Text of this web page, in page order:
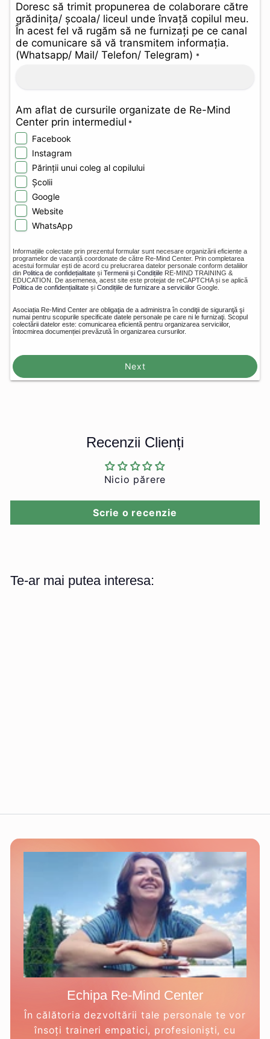
Doresc să trimit propunerea de colaborare către
grădinița/ școala/ liceul unde învață copilul meu.
În acest fel vă rugăm să ne furnizați pe ce canal
de comunicare să vă transmitem informația.
(Whatsapp/ Mail/ Telefon/ Telegram) *
Am aflat de cursurile organizate de Re-Mind
Center prin intermediul *
Facebook
Instagram
Părinții unui coleg al copilului
Școlii
Google
Website
WhatsApp
Informațiile colectate prin prezentul formular sunt necesare organizării eficiente a
programelor de vacanță coordonate de către Re-Mind Center. Prin completarea
acestui formular ești de acord cu prelucrarea datelor personale conform detaliilor
din Politica de confidețialitate și Termenii și Condițiile RE-MIND TRAINING &
EDUCATION. De asemenea, acest site este protejat de reCAPTCHA și se aplică
Politica de confidențialitate și Condițiile de furnizare a serviciilor Google.
Asociația Re-Mind Center are obligaţia de a administra în condiţii de siguranţă şi
numai pentru scopurile specificate datele personale pe care ni le furnizaţi. Scopul
colectării datelor este: comunicarea eficientă pentru organizarea serviciilor,
întocmirea documenției prevăzută în organizarea cursurilor.
Next
Recenzii Clienți
Nicio părere
Scrie o recenzie
Te-ar mai putea interesa:
Echipa Re-Mind Center
În călătoria dezvoltării tale personale te vor
însoți traineri empatici, profesioniști, cu